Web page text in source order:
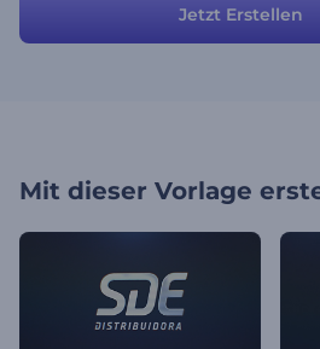
Jetzt Erstellen
Mit dieser Vorlage